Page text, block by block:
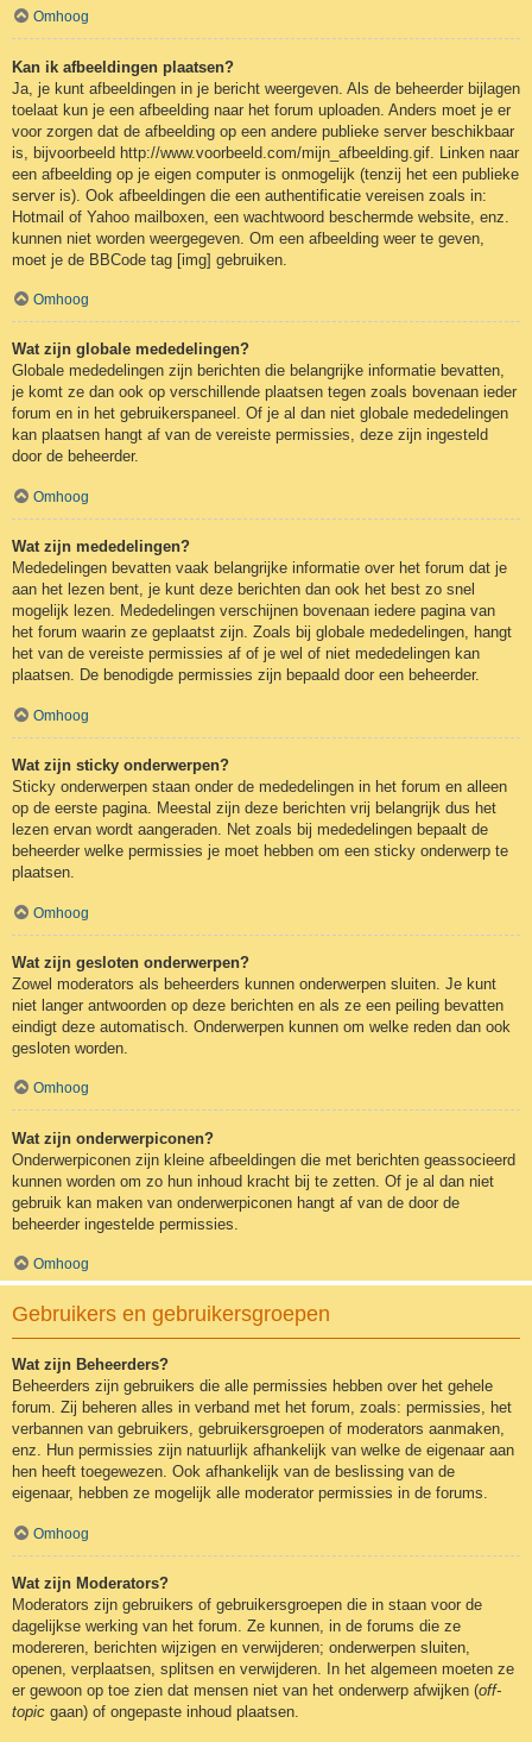
Omhoog
Kan ik afbeeldingen plaatsen?
Ja, je kunt afbeeldingen in je bericht weergeven. Als de beheerder bijlagen
toelaat kun je een afbeelding naar het forum uploaden. Anders moet je er
voor zorgen dat de afbeelding op een andere publieke server beschikbaar
is, bijvoorbeeld http://www.voorbeeld.com/mijn_afbeelding.gif. Linken naar
een afbeelding op je eigen computer is onmogelijk (tenzij het een publieke
server is). Ook afbeeldingen die een authentificatie vereisen zoals in:
Hotmail of Yahoo mailboxen, een wachtwoord beschermde website, enz.
kunnen niet worden weergegeven. Om een afbeelding weer te geven,
moet je de BBCode tag [img] gebruiken.
Omhoog
Wat zijn globale mededelingen?
Globale mededelingen zijn berichten die belangrijke informatie bevatten,
je komt ze dan ook op verschillende plaatsen tegen zoals bovenaan ieder
forum en in het gebruikerspaneel. Of je al dan niet globale mededelingen
kan plaatsen hangt af van de vereiste permissies, deze zijn ingesteld
door de beheerder.
Omhoog
Wat zijn mededelingen?
Mededelingen bevatten vaak belangrijke informatie over het forum dat je
aan het lezen bent, je kunt deze berichten dan ook het best zo snel
mogelijk lezen. Mededelingen verschijnen bovenaan iedere pagina van
het forum waarin ze geplaatst zijn. Zoals bij globale mededelingen, hangt
het van de vereiste permissies af of je wel of niet mededelingen kan
plaatsen. De benodigde permissies zijn bepaald door een beheerder.
Omhoog
Wat zijn sticky onderwerpen?
Sticky onderwerpen staan onder de mededelingen in het forum en alleen
op de eerste pagina. Meestal zijn deze berichten vrij belangrijk dus het
lezen ervan wordt aangeraden. Net zoals bij mededelingen bepaalt de
beheerder welke permissies je moet hebben om een sticky onderwerp te
plaatsen.
Omhoog
Wat zijn gesloten onderwerpen?
Zowel moderators als beheerders kunnen onderwerpen sluiten. Je kunt
niet langer antwoorden op deze berichten en als ze een peiling bevatten
eindigt deze automatisch. Onderwerpen kunnen om welke reden dan ook
gesloten worden.
Omhoog
Wat zijn onderwerpiconen?
Onderwerpiconen zijn kleine afbeeldingen die met berichten geassocieerd
kunnen worden om zo hun inhoud kracht bij te zetten. Of je al dan niet
gebruik kan maken van onderwerpiconen hangt af van de door de
beheerder ingestelde permissies.
Omhoog
Gebruikers en gebruikersgroepen
Wat zijn Beheerders?
Beheerders zijn gebruikers die alle permissies hebben over het gehele
forum. Zij beheren alles in verband met het forum, zoals: permissies, het
verbannen van gebruikers, gebruikersgroepen of moderators aanmaken,
enz. Hun permissies zijn natuurlijk afhankelijk van welke de eigenaar aan
hen heeft toegewezen. Ook afhankelijk van de beslissing van de
eigenaar, hebben ze mogelijk alle moderator permissies in de forums.
Omhoog
Wat zijn Moderators?
Moderators zijn gebruikers of gebruikersgroepen die in staan voor de
dagelijkse werking van het forum. Ze kunnen, in de forums die ze
modereren, berichten wijzigen en verwijderen; onderwerpen sluiten,
openen, verplaatsen, splitsen en verwijderen. In het algemeen moeten ze
er gewoon op toe zien dat mensen niet van het onderwerp afwijken (off-
topic gaan) of ongepaste inhoud plaatsen.